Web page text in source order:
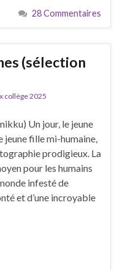
28 Commentaires
(sélection
collège 2025
Un jour, le jeune
fille mi-humaine,
prodigieux. La
pour les humains
infesté de
et d’une incroyable